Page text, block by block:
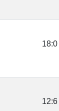
18:0
12:6